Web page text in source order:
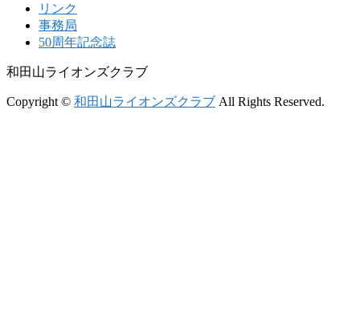
リンク
事務局
50周年記念誌
和田山ライオンズクラブ
Copyright © 和田山ライオンズクラブ All Rights Reserved.